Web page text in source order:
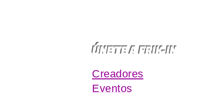
ÚNETE A FRIK-IN
Creadores
Eventos